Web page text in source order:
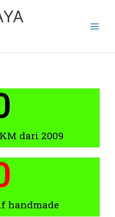
dari 2009
handmade